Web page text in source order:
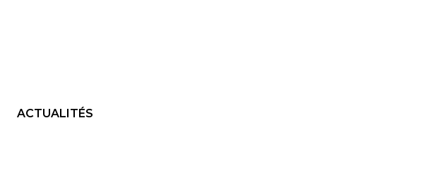
ACTUALITÉS